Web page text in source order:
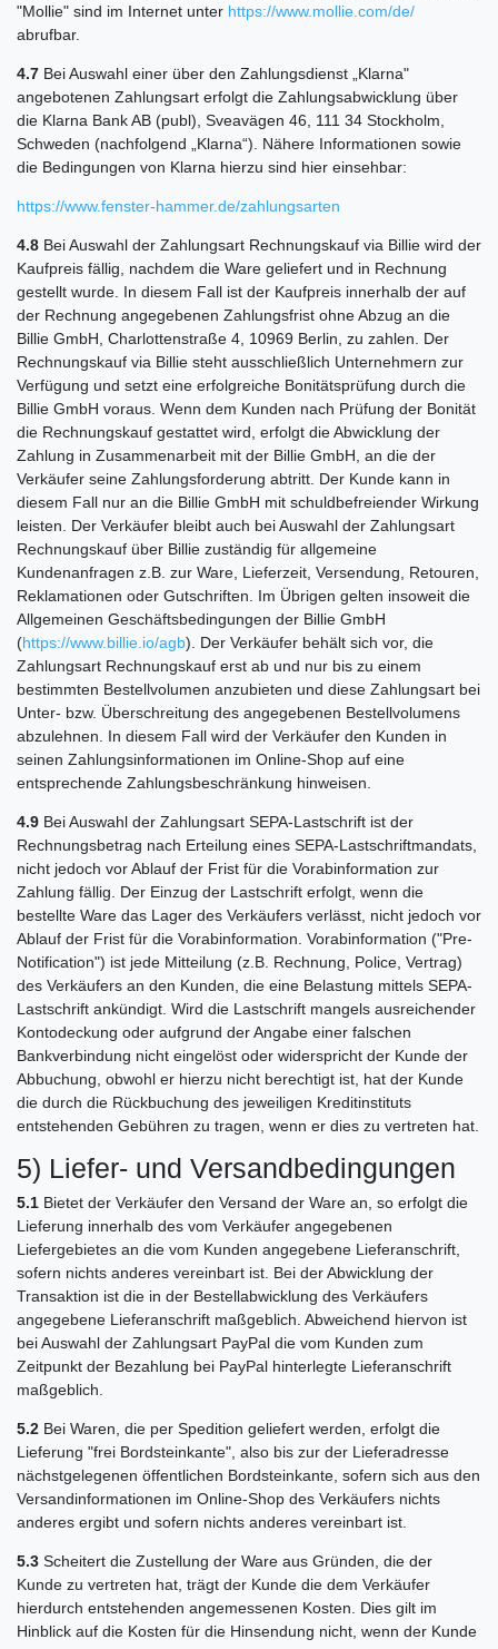
"Mollie" sind im Internet unter https://www.mollie.com/de/
abrufbar.
4.7 Bei Auswahl einer über den Zahlungsdienst „Klarna"
angebotenen Zahlungsart erfolgt die Zahlungsabwicklung über
die Klarna Bank AB (publ), Sveavägen 46, 111 34 Stockholm,
Schweden (nachfolgend „Klarna“). Nähere Informationen sowie
die Bedingungen von Klarna hierzu sind hier einsehbar:
https://www.fenster-hammer.de/zahlungsarten
4.8 Bei Auswahl der Zahlungsart Rechnungskauf via Billie wird der
Kaufpreis fällig, nachdem die Ware geliefert und in Rechnung
gestellt wurde. In diesem Fall ist der Kaufpreis innerhalb der auf
der Rechnung angegebenen Zahlungsfrist ohne Abzug an die
Billie GmbH, Charlottenstraße 4, 10969 Berlin, zu zahlen. Der
Rechnungskauf via Billie steht ausschließlich Unternehmern zur
Verfügung und setzt eine erfolgreiche Bonitätsprüfung durch die
Billie GmbH voraus. Wenn dem Kunden nach Prüfung der Bonität
die Rechnungskauf gestattet wird, erfolgt die Abwicklung der
Zahlung in Zusammenarbeit mit der Billie GmbH, an die der
Verkäufer seine Zahlungsforderung abtritt. Der Kunde kann in
diesem Fall nur an die Billie GmbH mit schuldbefreiender Wirkung
leisten. Der Verkäufer bleibt auch bei Auswahl der Zahlungsart
Rechnungskauf über Billie zuständig für allgemeine
Kundenanfragen z.B. zur Ware, Lieferzeit, Versendung, Retouren,
Reklamationen oder Gutschriften. Im Übrigen gelten insoweit die
Allgemeinen Geschäftsbedingungen der Billie GmbH
(https://www.billie.io/agb). Der Verkäufer behält sich vor, die
Zahlungsart Rechnungskauf erst ab und nur bis zu einem
bestimmten Bestellvolumen anzubieten und diese Zahlungsart bei
Unter- bzw. Überschreitung des angegebenen Bestellvolumens
abzulehnen. In diesem Fall wird der Verkäufer den Kunden in
seinen Zahlungsinformationen im Online-Shop auf eine
entsprechende Zahlungsbeschränkung hinweisen.
4.9 Bei Auswahl der Zahlungsart SEPA-Lastschrift ist der
Rechnungsbetrag nach Erteilung eines SEPA-Lastschriftmandats,
nicht jedoch vor Ablauf der Frist für die Vorabinformation zur
Zahlung fällig. Der Einzug der Lastschrift erfolgt, wenn die
bestellte Ware das Lager des Verkäufers verlässt, nicht jedoch vor
Ablauf der Frist für die Vorabinformation. Vorabinformation ("Pre-
Notification") ist jede Mitteilung (z.B. Rechnung, Police, Vertrag)
des Verkäufers an den Kunden, die eine Belastung mittels SEPA-
Lastschrift ankündigt. Wird die Lastschrift mangels ausreichender
Kontodeckung oder aufgrund der Angabe einer falschen
Bankverbindung nicht eingelöst oder widerspricht der Kunde der
Abbuchung, obwohl er hierzu nicht berechtigt ist, hat der Kunde
die durch die Rückbuchung des jeweiligen Kreditinstituts
entstehenden Gebühren zu tragen, wenn er dies zu vertreten hat.
5) Liefer- und Versandbedingungen
5.1 Bietet der Verkäufer den Versand der Ware an, so erfolgt die
Lieferung innerhalb des vom Verkäufer angegebenen
Liefergebietes an die vom Kunden angegebene Lieferanschrift,
sofern nichts anderes vereinbart ist. Bei der Abwicklung der
Transaktion ist die in der Bestellabwicklung des Verkäufers
angegebene Lieferanschrift maßgeblich. Abweichend hiervon ist
bei Auswahl der Zahlungsart PayPal die vom Kunden zum
Zeitpunkt der Bezahlung bei PayPal hinterlegte Lieferanschrift
maßgeblich.
5.2 Bei Waren, die per Spedition geliefert werden, erfolgt die
Lieferung "frei Bordsteinkante", also bis zur der Lieferadresse
nächstgelegenen öffentlichen Bordsteinkante, sofern sich aus den
Versandinformationen im Online-Shop des Verkäufers nichts
anderes ergibt und sofern nichts anderes vereinbart ist.
5.3 Scheitert die Zustellung der Ware aus Gründen, die der
Kunde zu vertreten hat, trägt der Kunde die dem Verkäufer
hierdurch entstehenden angemessenen Kosten. Dies gilt im
Hinblick auf die Kosten für die Hinsendung nicht, wenn der Kunde